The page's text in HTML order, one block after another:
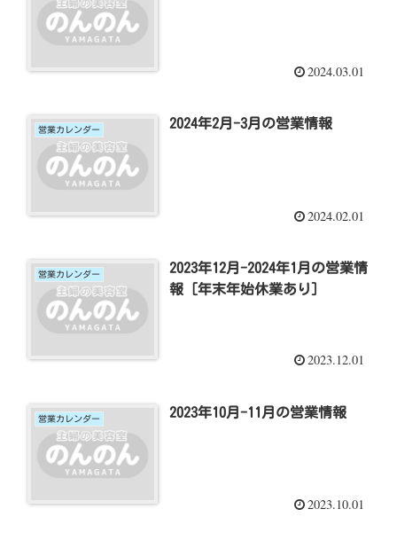
2024.03.01
営業カレンダー 2024年2月-3月の営業情報
2024.02.01
営業カレンダー
2023年12月-2024年1月の営業情
報 [年末年始休業あり]
2023.12.01
営業カレンダー 2023年10月-11月の営業情報
2023.10.01